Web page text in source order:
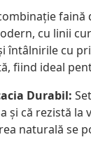
cu linii
întâlnirile cu
fiind ideal
Durabil:
și că rezistă la
naturală se